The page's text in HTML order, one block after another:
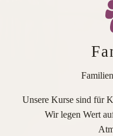
Unsere Kurse sind für
Wir legen Wert